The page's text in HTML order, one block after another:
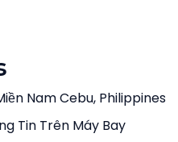
Nam Cebu, Philippines
Tin Trên Máy Bay